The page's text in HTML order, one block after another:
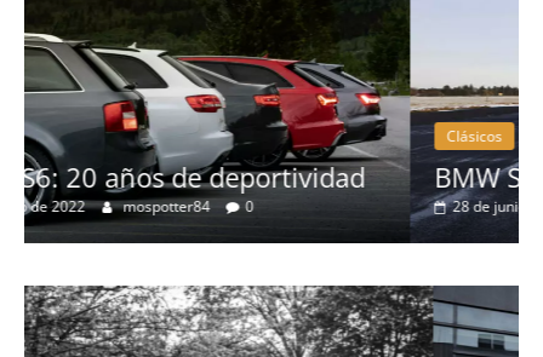
Clásicos
BMW Serie 7: lujo desde 1977
28 de junio de 2022 mospotter84 0